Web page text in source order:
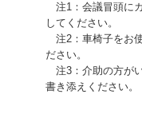
注1：会議冒頭に
してください。
注2：車椅子をお
ださい。
注3：介助の方が
書き添えください。